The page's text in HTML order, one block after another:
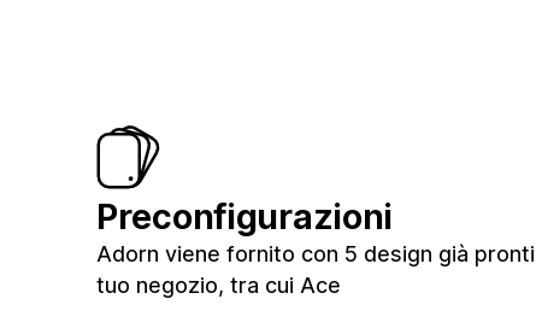
Preconfigurazioni
Adorn viene fornito con 5 design già pronti
tuo negozio, tra cui Ace